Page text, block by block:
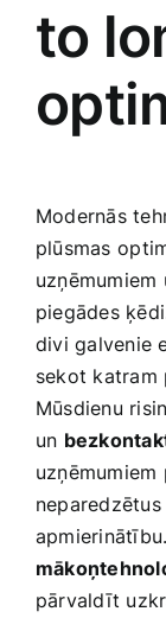
to
Modernās
plūsmas⁣
‍piegādes
divi galvenie
sekot katram⁤
Mūsdienu
un
pārvaldīt